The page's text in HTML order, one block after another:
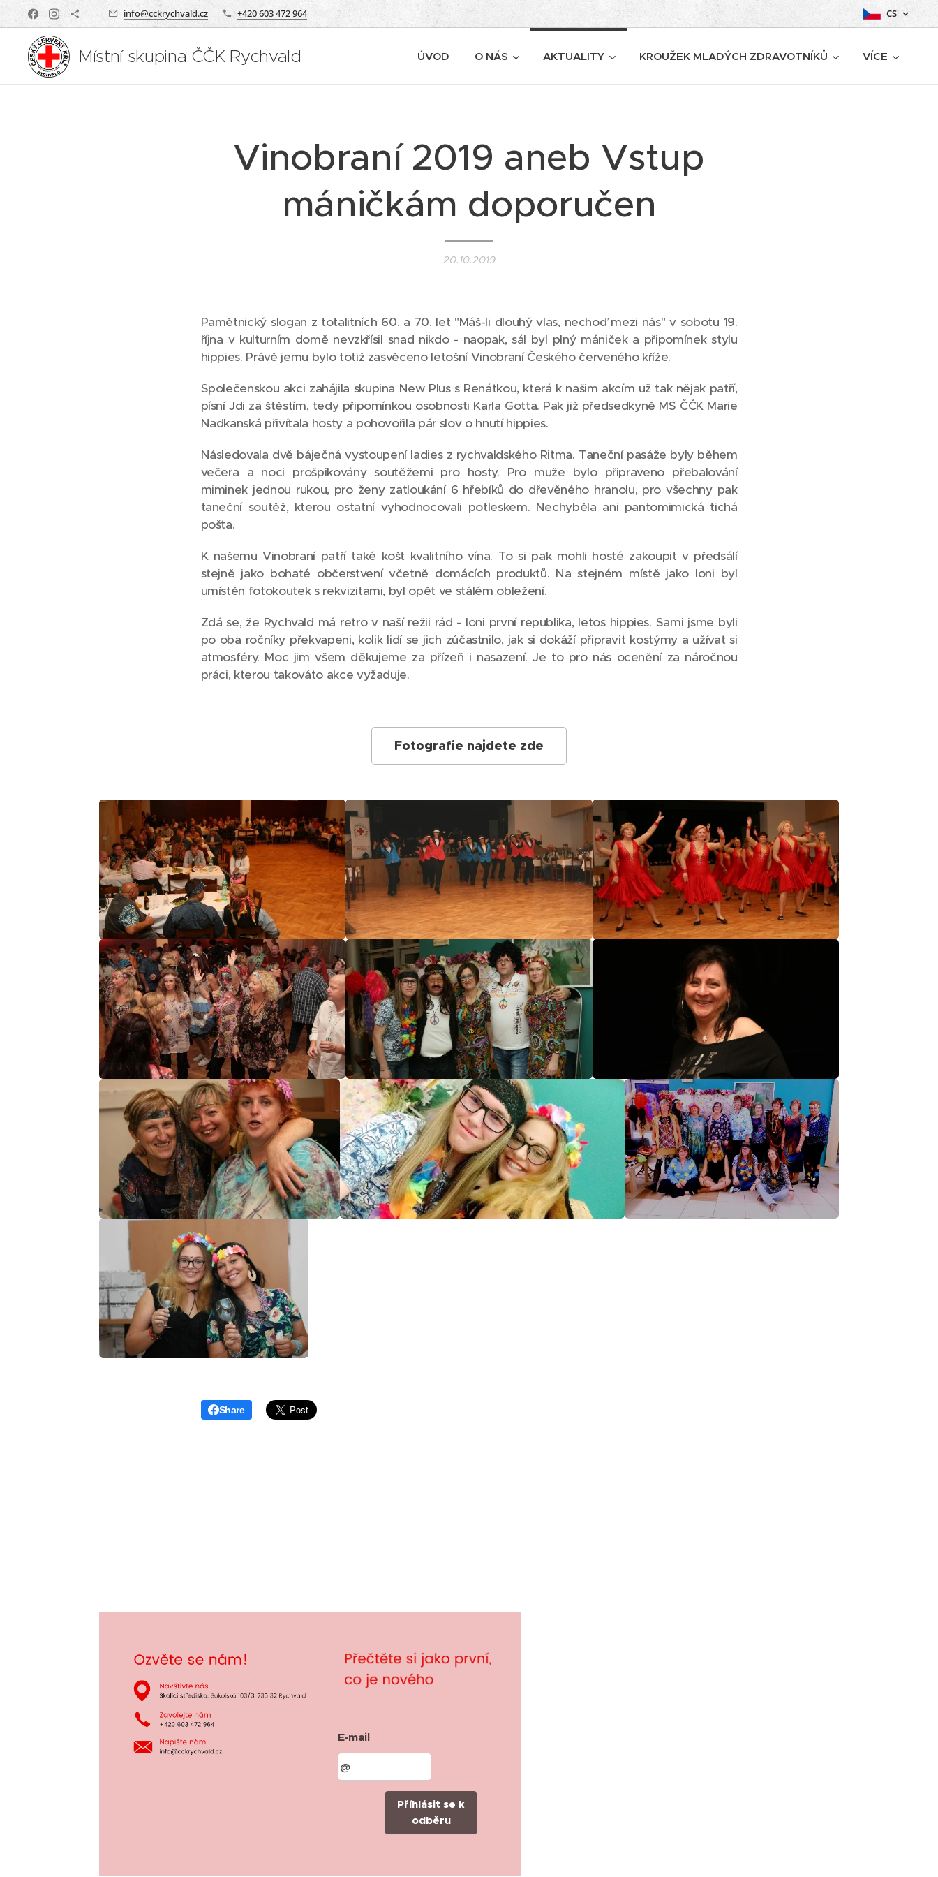
info@cckrychvald.cz +420 603 472 964 CS
Místní skupina ČČK Rychvald ÚVOD O NÁS AKTUALITY KROUŽEK MLADÝCH ZDRAVOTNÍKŮ VÍCE
Vinobraní 2019 aneb Vstup
máničkám doporučen
20.10.2019
Pamětnický slogan z totalitních 60. a 70. let "Máš-li dlouhý vlas, nechoď mezi nás" v sobotu 19.
října v kulturním domě nevzkřísil snad nikdo - naopak, sál byl plný mániček a připomínek stylu
hippies. Právě jemu bylo totiž zasvěceno letošní Vinobraní Českého červeného kříže.
Společenskou akci zahájila skupina New Plus s Renátkou, která k našim akcím už tak nějak patří,
písní Jdi za štěstím, tedy připomínkou osobnosti Karla Gotta. Pak již předsedkyně MS ČČK Marie
Nadkanská přivítala hosty a pohovořila pár slov o hnutí hippies.
Následovala dvě báječná vystoupení ladies z rychvaldského Ritma. Taneční pasáže byly během
večera a noci prošpikovány soutěžemi pro hosty. Pro muže bylo připraveno přebalování
miminek jednou rukou, pro ženy zatloukání 6 hřebíků do dřevěného hranolu, pro všechny pak
taneční soutěž, kterou ostatní vyhodnocovali potleskem. Nechyběla ani pantomimická tichá
pošta.
K našemu Vinobraní patří také košt kvalitního vína. To si pak mohli hosté zakoupit v předsálí
stejně jako bohaté občerstvení včetně domácích produktů. Na stejném místě jako loni byl
umístěn fotokoutek s rekvizitami, byl opět ve stálém obležení.
Zdá se, že Rychvald má retro v naší režii rád - loni první republika, letos hippies. Sami jsme byli
po oba ročníky překvapeni, kolik lidí se jich zúčastnilo, jak si dokáží připravit kostýmy a užívat si
atmosféry. Moc jim všem děkujeme za přízeň i nasazení. Je to pro nás ocenění za náročnou
práci, kterou takováto akce vyžaduje.
Fotografie najdete zde
Share
E-mail
Příhlásit se k
odběru